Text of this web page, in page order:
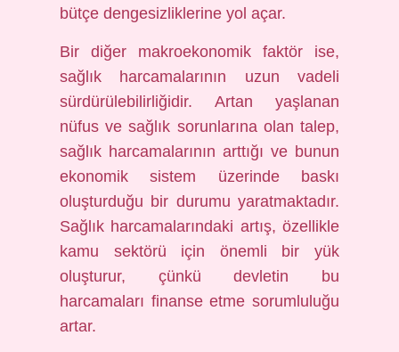
bütçe dengesizliklerine yol açar.
Bir diğer makroekonomik faktör ise,
sağlık harcamalarının uzun vadeli
sürdürülebilirliğidir. Artan yaşlanan
nüfus ve sağlık sorunlarına olan talep,
sağlık harcamalarının arttığı ve bunun
ekonomik sistem üzerinde baskı
oluşturduğu bir durumu yaratmaktadır.
Sağlık harcamalarındaki artış, özellikle
kamu sektörü için önemli bir yük
oluşturur, çünkü devletin bu
harcamaları finanse etme sorumluluğu
artar.